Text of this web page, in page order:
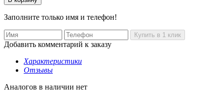
Заполните только имя и телефон!
Добавить комментарий к заказу
Характеристики
Отзывы
Аналогов в наличии нет